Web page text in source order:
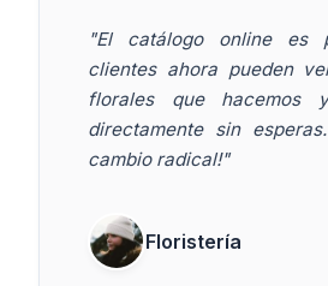
"El catálogo online es
clientes ahora pueden
florales que hacemos
directamente sin
cambio radical!"
Floristería